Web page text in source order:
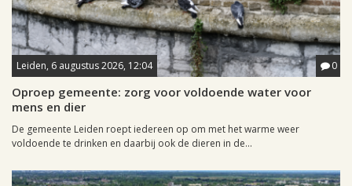
Leiden, 6 augustus 2026, 12:04 0
Oproep gemeente: zorg voor voldoende water voor
mens en dier
De gemeente Leiden roept iedereen op om met het warme weer
voldoende te drinken en daarbij ook de dieren in de...